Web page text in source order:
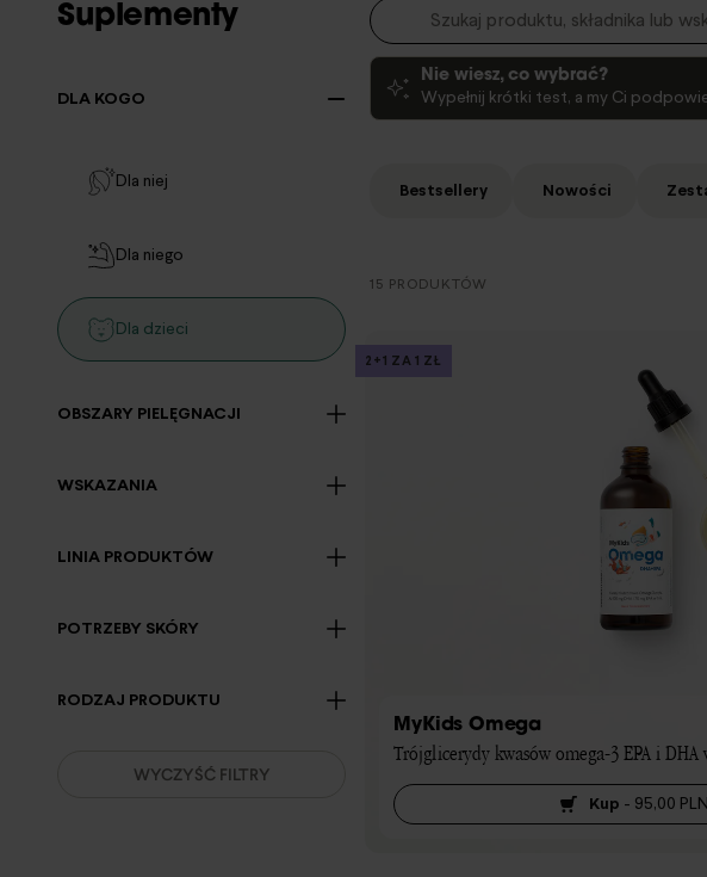
Suplementy
DLA KOGO
Dla niej
Dla niego
Dla dzieci
OBSZARY PIELĘGNACJI
WSKAZANIA
LINIA PRODUKTÓW
POTRZEBY SKÓRY
RODZAJ PRODUKTU
WYCZYŚĆ FILTRY
Nie wiesz, co wybrać?
Wypełnij krótki test, a my Ci
Bestsellery Nowości
15 PRODUKTÓW
2+1 ZA 1 ZŁ
MyKids Omega
Trójglicerydy kwasów omega-3 EPA i
Kup - 95,00 PLN